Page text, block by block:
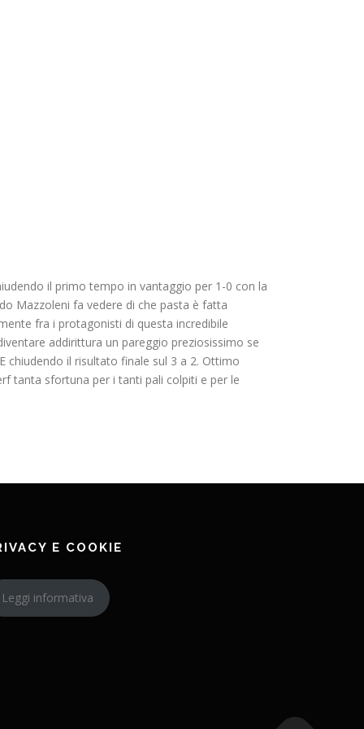
il primo tempo in vantaggio per 1-0 con la
Mazzoleni fa vedere di che pasta è fatta
fra i protagonisti di questa incredibile
addirittura un pareggio preziosissimo se
chiudendo il risultato finale sul 3 a 2. Ottimo
tanta sfortuna per i tanti pali colpiti e per le
E COOKIE
Leggi informativa